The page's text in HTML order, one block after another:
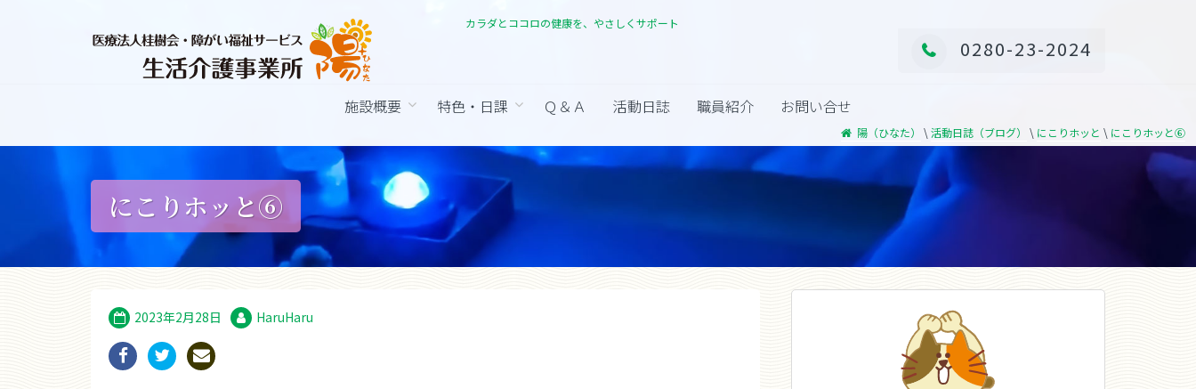
カラダとココロの健康を、やさしくサポート
0280-23-2024
施設概要 特色・日課 Ｑ＆Ａ 活動日誌 職員紹介 お問い合せ
陽（ひなた） \ 活動日誌（ブログ） \ にこりホッと \ にこりホッと⑥
にこりホッと⑥
2023年2月28日 HaruHaru